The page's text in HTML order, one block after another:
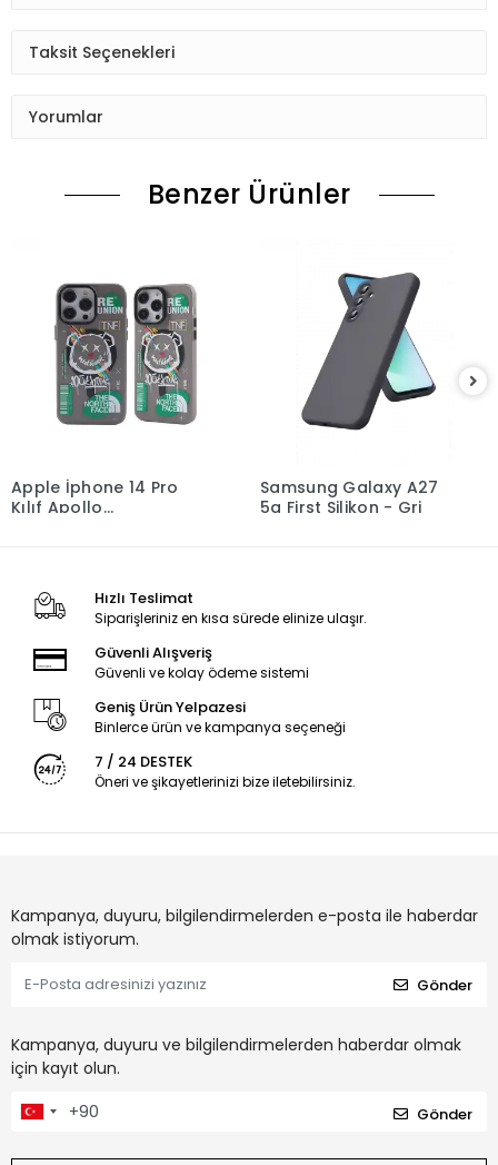
Taksit Seçenekleri
Yorumlar
Benzer Ürünler
Apple İphone 14 Pro
Kılıf Apollo
Samsung Galaxy A27
5g First Silikon - Gri
Hızlı Teslimat
Siparişleriniz en kısa sürede elinize ulaşır.
Güvenli Alışveriş
Güvenli ve kolay ödeme sistemi
Geniş Ürün Yelpazesi
Binlerce ürün ve kampanya seçeneği
7 / 24 DESTEK
Öneri ve şikayetlerinizi bize iletebilirsiniz.
Kampanya, duyuru, bilgilendirmelerden e-posta ile haberdar
olmak istiyorum.
Gönder
Kampanya, duyuru ve bilgilendirmelerden haberdar olmak
için kayıt olun.
Gönder